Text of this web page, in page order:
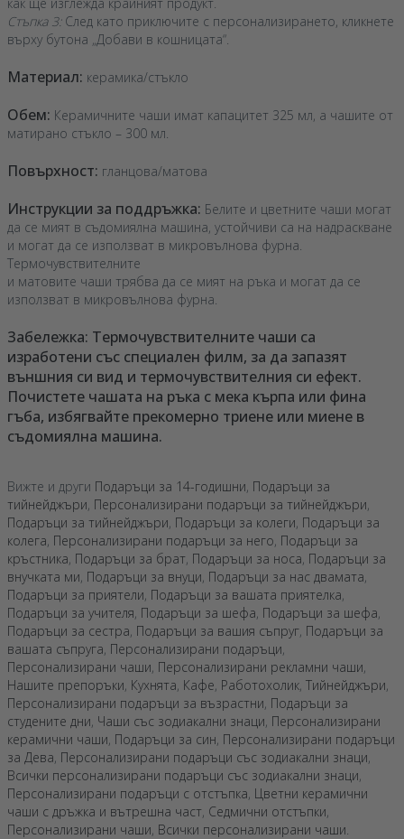
Стъпка 3:След като приключите с персонализирането, кликнете
върху бутона „Добави в кошницата“.
Материал: керамика/стъкло
Обем: Керамичните чаши имат капацитет 325 мл, а чашите от
матирано стъкло – 300 мл.
Повърхност: гланцова/матова
Инструкции за поддръжка: Белите и цветните чаши могат
да се мият в съдомиялна машина, устойчиви са на надраскване
и могат да се използват в микровълнова фурна.
Термочувствителните
и матовите чаши трябва да се мият на ръка и могат да се
използват в микровълнова фурна.
Забележка: Термочувствителните чаши са
изработени със специален филм, за да запазят
външния си вид и термочувствителния си ефект.
Почистете чашата на ръка с мека кърпа или фина
гъба, избягвайте прекомерно триене или миене в
съдомиялна машина.
Вижте и други Подаръци за 14-годишни, Подаръци за
тийнейджъри, Персонализирани подаръци за тийнейджъри,
Подаръци за тийнейджъри, Подаръци за колеги, Подаръци за
колега, Персонализирани подаръци за него, Подаръци за
кръстника, Подаръци за брат, Подаръци за носа, Подаръци за
внучката ми, Подаръци за внуци, Подаръци за нас двамата,
Подаръци за приятели, Подаръци за вашата приятелка,
Подаръци за учителя, Подаръци за шефа, Подаръци за шефа,
Подаръци за сестра, Подаръци за вашия съпруг, Подаръци за
вашата съпруга, Персонализирани подаръци,
Персонализирани чаши, Персонализирани рекламни чаши,
Нашите препоръки, Кухнята, Кафе, Работохолик, Тийнейджъри,
Персонализирани подаръци за възрастни, Подаръци за
студените дни, Чаши със зодиакални знаци, Персонализирани
керамични чаши, Подаръци за син, Персонализирани подаръци
за Дева, Персонализирани подаръци със зодиакални знаци,
Всички персонализирани подаръци със зодиакални знаци,
Персонализирани подаръци с отстъпка, Цветни керамични
чаши с дръжка и вътрешна част, Седмични отстъпки,
Персонализирани чаши, Всички персонализирани чаши.